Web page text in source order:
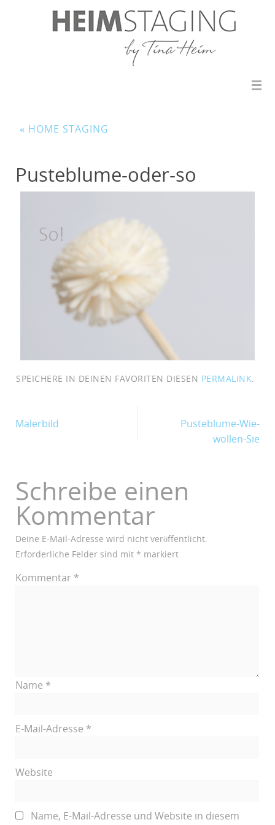
« HOME STAGING
Pusteblume-oder-so
SPEICHERE IN DEINEN FAVORITEN DIESEN PERMALINK.
Malerbild
Pusteblume-Wie-
wollen-Sie
Schreibe einen
Kommentar
Deine E-Mail-Adresse wird nicht veröffentlicht.
Erforderliche Felder sind mit * markiert
Kommentar *
Name *
E-Mail-Adresse *
Website
Name, E-Mail-Adresse und Website in diesem